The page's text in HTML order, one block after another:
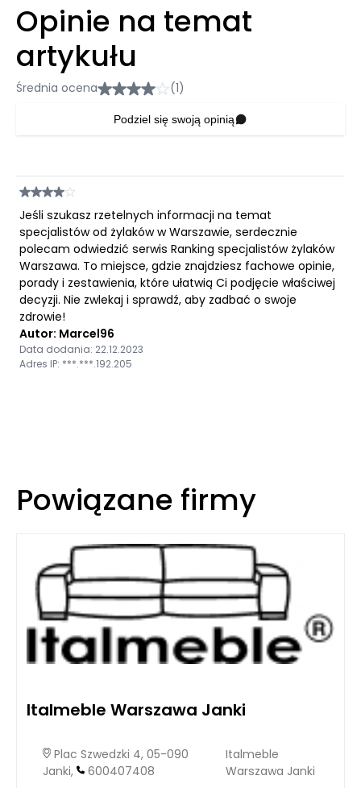
Opinie na temat
artykułu
Średnia ocena (1)
Podziel się swoją opinią
Jeśli szukasz rzetelnych informacji na temat
specjalistów od żylaków w Warszawie, serdecznie
polecam odwiedzić serwis Ranking specjalistów żylaków
Warszawa. To miejsce, gdzie znajdziesz fachowe opinie,
porady i zestawienia, które ułatwią Ci podjęcie właściwej
decyzji. Nie zwlekaj i sprawdź, aby zadbać o swoje
zdrowie!
Autor: Marcel96
Data dodania: 22.12.2023
Adres IP: ***.***.192.205
Powiązane firmy
Italmeble Warszawa Janki
Plac Szwedzki 4, 05-090
Janki,
600407408
Italmeble
Warszawa Janki